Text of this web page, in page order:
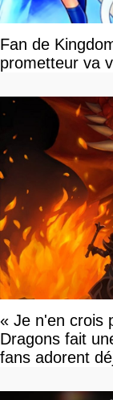
Fan de
prometteur va
« Je n'en crois
Dragons fait
fans adorent